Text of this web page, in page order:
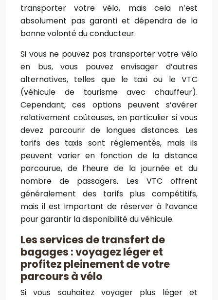
transporter votre vélo, mais cela n’est
absolument pas garanti et dépendra de la
bonne volonté du conducteur.
Si vous ne pouvez pas transporter votre vélo
en bus, vous pouvez envisager d’autres
alternatives, telles que le taxi ou le VTC
(véhicule de tourisme avec chauffeur).
Cependant, ces options peuvent s’avérer
relativement coûteuses, en particulier si vous
devez parcourir de longues distances. Les
tarifs des taxis sont réglementés, mais ils
peuvent varier en fonction de la distance
parcourue, de l’heure de la journée et du
nombre de passagers. Les VTC offrent
généralement des tarifs plus compétitifs,
mais il est important de réserver à l’avance
pour garantir la disponibilité du véhicule.
Les services de transfert de
bagages : voyagez léger et
profitez pleinement de votre
parcours à vélo
Si vous souhaitez voyager plus léger et